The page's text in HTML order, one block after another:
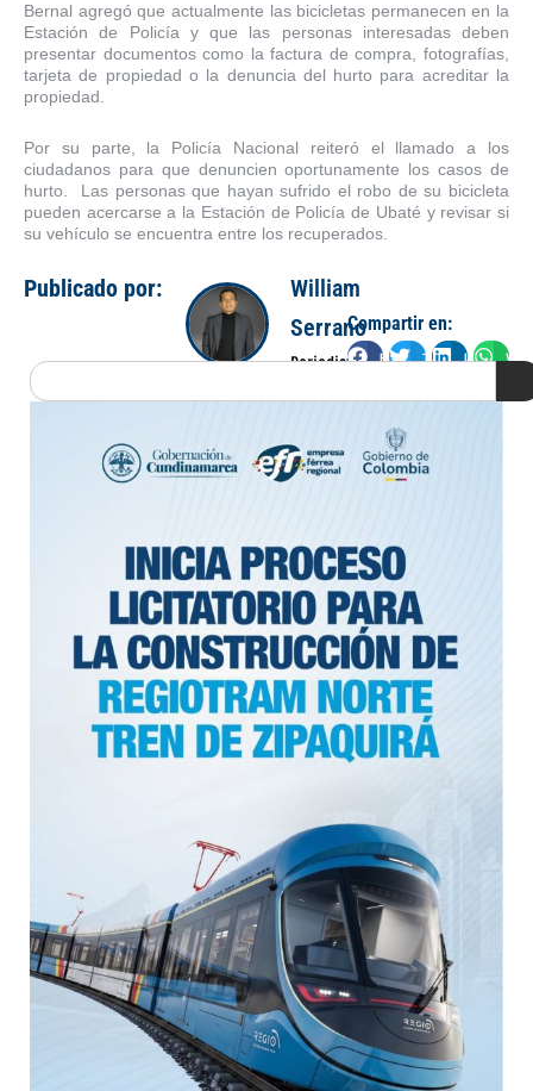
Bernal agregó que actualmente las bicicletas permanecen en la
Estación de Policía y que las personas interesadas deben
presentar documentos como la factura de compra, fotografías,
tarjeta de propiedad o la denuncia del hurto para acreditar la
propiedad.
Por su parte, la Policía Nacional reiteró el llamado a los
ciudadanos para que denuncien oportunamente los casos de
hurto. Las personas que hayan sufrido el robo de su bicicleta
pueden acercarse a la Estación de Policía de Ubaté y revisar si
su vehículo se encuentra entre los recuperados.
Publicado por:
William
Serrano
Periodista
Compartir en:
FacebookTwitterLinkedIn
Search